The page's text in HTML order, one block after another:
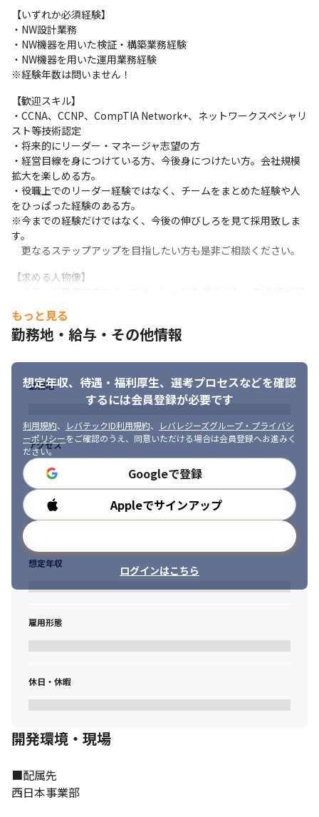
ジェクトを探したい方も、まずはカジュアル面談だけでも大丈夫
です！お気軽に採用担当へご相談ください。
【いずれか必須経験】
・NW設計業務
・NW機器を用いた検証・構築業務経験
・NW機器を用いた運用業務経験
※経験年数は問いません！
【歓迎スキル】
・CCNA、CCNP、CompTIA Network+、ネットワークスペシャリ
スト等技術認定
・将来的にリーダー・マネージャ志望の方
・経営目線を身につけている方、今後身につけたい方。会社規模
拡大を楽しめる方。
・役職上でのリーダー経験ではなく、チームをまとめた経験や人
をひっぱった経験のある方。
※今までの経験だけではなく、今後の伸びしろを見て採用致しま
す。
更なるステップアップを目指したい方も是非ご相談ください。
【求める人物像】
・経験の無いプロダクトや新しい業務のタスクを、メンバーと協
力して進めていける方
指せる方
・エンジニアとして多くの事に興味を持ち、向上心を持って日々
能力向上に取り組むことができる方
ェクトでの早期問題発見や改善を推進できる方
もっと見る
勤務地・給与・その他情報
想定年収、待遇・福利厚生、 選考プロセスなどを確認
するには会員登録が必要です
利用規約、 レバテックID利用規約、
レバレジーズグループ・プライバシ
ーポリシーをご確認のうえ、同意いただける場合は会員登録へお進みく
ださい。
Googleで登録
Appleでサインアップ
ログインはこちら
勤務地
アクセス
勤務時間
想定年収
雇用形態
休日・休暇
開発環境・現場
■配属先
西日本事業部